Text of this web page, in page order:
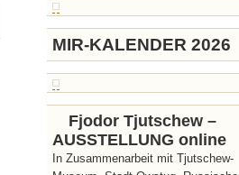
MIR-KALENDER 2026
Fjodor Tjutschew –
AUSSTELLUNG online
In Zusammenarbeit mit Tjutschew-